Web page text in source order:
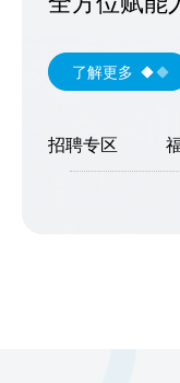
了解更多
招聘专区